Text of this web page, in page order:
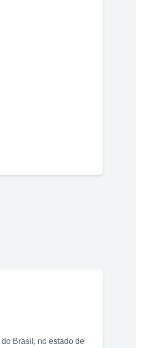
do Brasil, no estado de